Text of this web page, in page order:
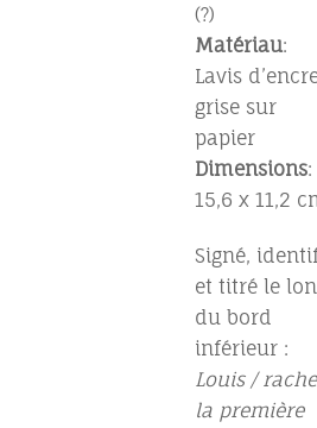
(?)
Matériau:
Lavis
grise sur
papier
Dimensions:
15,6 x 11,2
Signé,
et titré le
du bord
inférieur :
Louis /
la première